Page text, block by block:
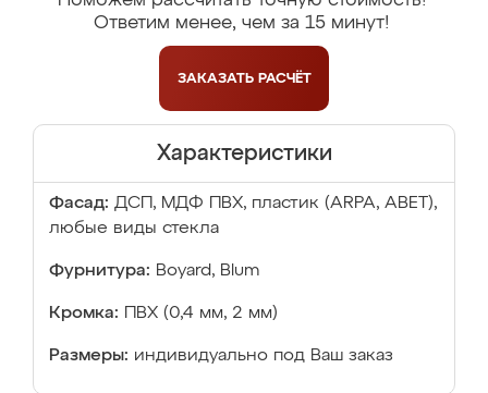
Ответим менее, чем за 15 минут!
ЗАКАЗАТЬ РАСЧЁТ
Характеристики
Фасад: ДСП, МДФ ПВХ, пластик (ARPA, ABET),
любые виды стекла
Фурнитура: Boyard, Blum
Кромка: ПВХ (0,4 мм, 2 мм)
Размеры: индивидуально под Ваш заказ